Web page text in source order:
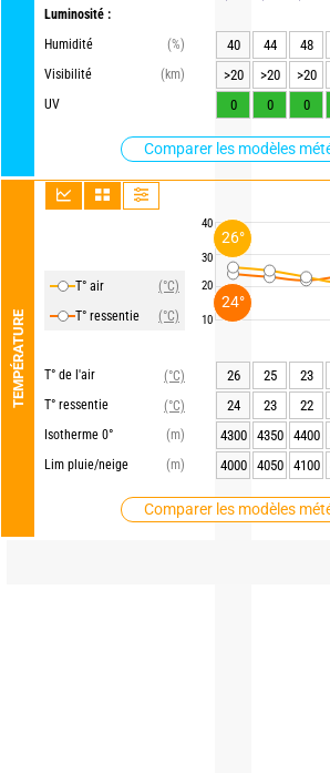
Luminosité :
Humidité
(%)
Visibilité
(km)
UV
Comparer les modèles
TEMPÉRATURE
T° air
(°C)
T° ressentie
(°C)
T° de l'air
(°C)
T° ressentie
(°C)
Isotherme 0°
(m)
Lim pluie/neige
(m)
Comparer les modèles
40
30
20
10
40 44 48
>20
>20 >20
0
0 0
26 25 23
24
23 22
4300
4350 4400
4000
4050 4100
26°
24°